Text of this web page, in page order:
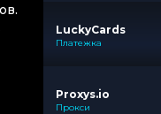
LuckyCards
Платежка
Proxys.io
Прокси